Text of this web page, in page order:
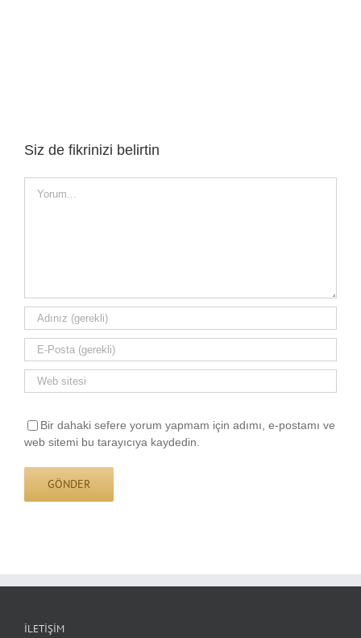
Siz de fikrinizi belirtin
Bir dahaki sefere yorum yapmam için adımı, e-postamı ve
web sitemi bu tarayıcıya kaydedin.
İLETIŞIM